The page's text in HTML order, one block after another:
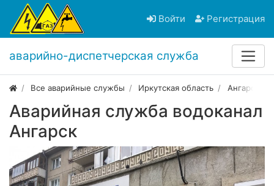
Войти Регистрация
аварийно-диспетчерская служба
Все аварийные службы Иркутская область Ангарск
Аварийная служба водоканал
Ангарск